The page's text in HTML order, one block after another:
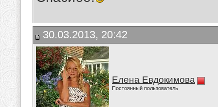
30.03.2013, 20:42
Елена Евдокимова
Постоянный пользователь